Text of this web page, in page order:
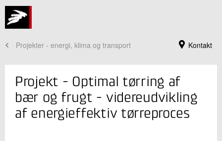
Kontakt
Projekter - energi, klima og transport
Projekt - Optimal tørring af
bær og frugt - videreudvikling
af energieffektiv tørreproces